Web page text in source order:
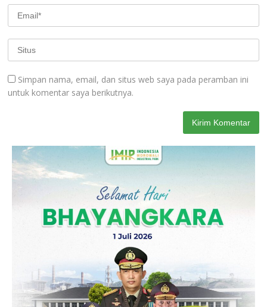
Simpan nama, email, dan situs web saya pada peramban ini
untuk komentar saya berikutnya.